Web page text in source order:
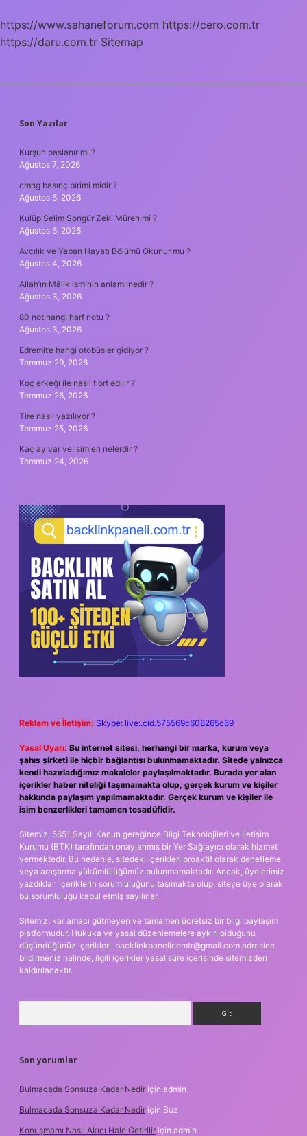
https://www.sahaneforum.com https://cero.com.tr
https://daru.com.tr Sitemap
SIDEBAR
Son Yazılar
Kurşun paslanır mı ?
Ağustos 7, 2026
cmhg basınç birimi midir ?
Ağustos 6, 2026
Kulüp Selim Songür Zeki Müren mi ?
Ağustos 6, 2026
Avcılık ve Yaban Hayatı Bölümü Okunur mu ?
Ağustos 4, 2026
Allah’ın Mâlik isminin anlamı nedir ?
Ağustos 3, 2026
80 not hangi harf notu ?
Ağustos 3, 2026
Edremit’e hangi otobüsler gidiyor ?
Temmuz 29, 2026
Koç erkeği ile nasıl flört edilir ?
Temmuz 26, 2026
Tire nasıl yazılıyor ?
Temmuz 25, 2026
Kaç ay var ve isimleri nelerdir ?
Temmuz 24, 2026
Reklam ve İletişim: Skype: live:.cid.575569c608265c69
Yasal Uyarı: Bu internet sitesi, herhangi bir marka, kurum veya
şahıs şirketi ile hiçbir bağlantısı bulunmamaktadır. Sitede yalnızca
kendi hazırladığımız makaleler paylaşılmaktadır. Burada yer alan
içerikler haber niteliği taşımamakta olup, gerçek kurum ve kişiler
hakkında paylaşım yapılmamaktadır. Gerçek kurum ve kişiler ile
isim benzerlikleri tamamen tesadüfidir.
Sitemiz, 5651 Sayılı Kanun gereğince Bilgi Teknolojileri ve İletişim
Kurumu (BTK) tarafından onaylanmış bir Yer Sağlayıcı olarak hizmet
vermektedir. Bu nedenle, sitedeki içerikleri proaktif olarak denetleme
veya araştırma yükümlülüğümüz bulunmamaktadır. Ancak, üyelerimiz
yazdıkları içeriklerin sorumluluğunu taşımakta olup, siteye üye olarak
bu sorumluluğu kabul etmiş sayılırlar.
Sitemiz, kar amacı gütmeyen ve tamamen ücretsiz bir bilgi paylaşım
platformudur. Hukuka ve yasal düzenlemelere aykırı olduğunu
düşündüğünüz içerikleri, backlinkpanelicomtr@gmail.com adresine
bildirmeniz halinde, ilgili içerikler yasal süre içerisinde sitemizden
kaldırılacaktır.
Son yorumlar
Bulmacada Sonsuza Kadar Nedir için admin
Bulmacada Sonsuza Kadar Nedir için Buz
Konuşmamı Nasıl Akıcı Hale Getirilir için admin